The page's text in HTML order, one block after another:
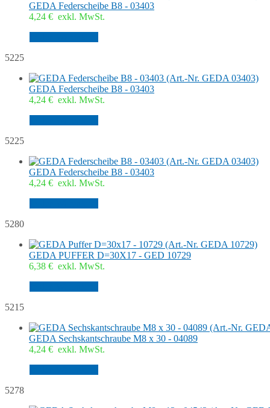
GEDA Federscheibe B8 - 03403
4,24 € exkl. MwSt.
5225
GEDA Federscheibe B8 - 03403
4,24 € exkl. MwSt.
5225
GEDA Federscheibe B8 - 03403
4,24 € exkl. MwSt.
5280
GEDA PUFFER D=30X17 - GED 10729
6,38 € exkl. MwSt.
5215
GEDA Sechskantschraube M8 x 30 - 04089
4,24 € exkl. MwSt.
5278